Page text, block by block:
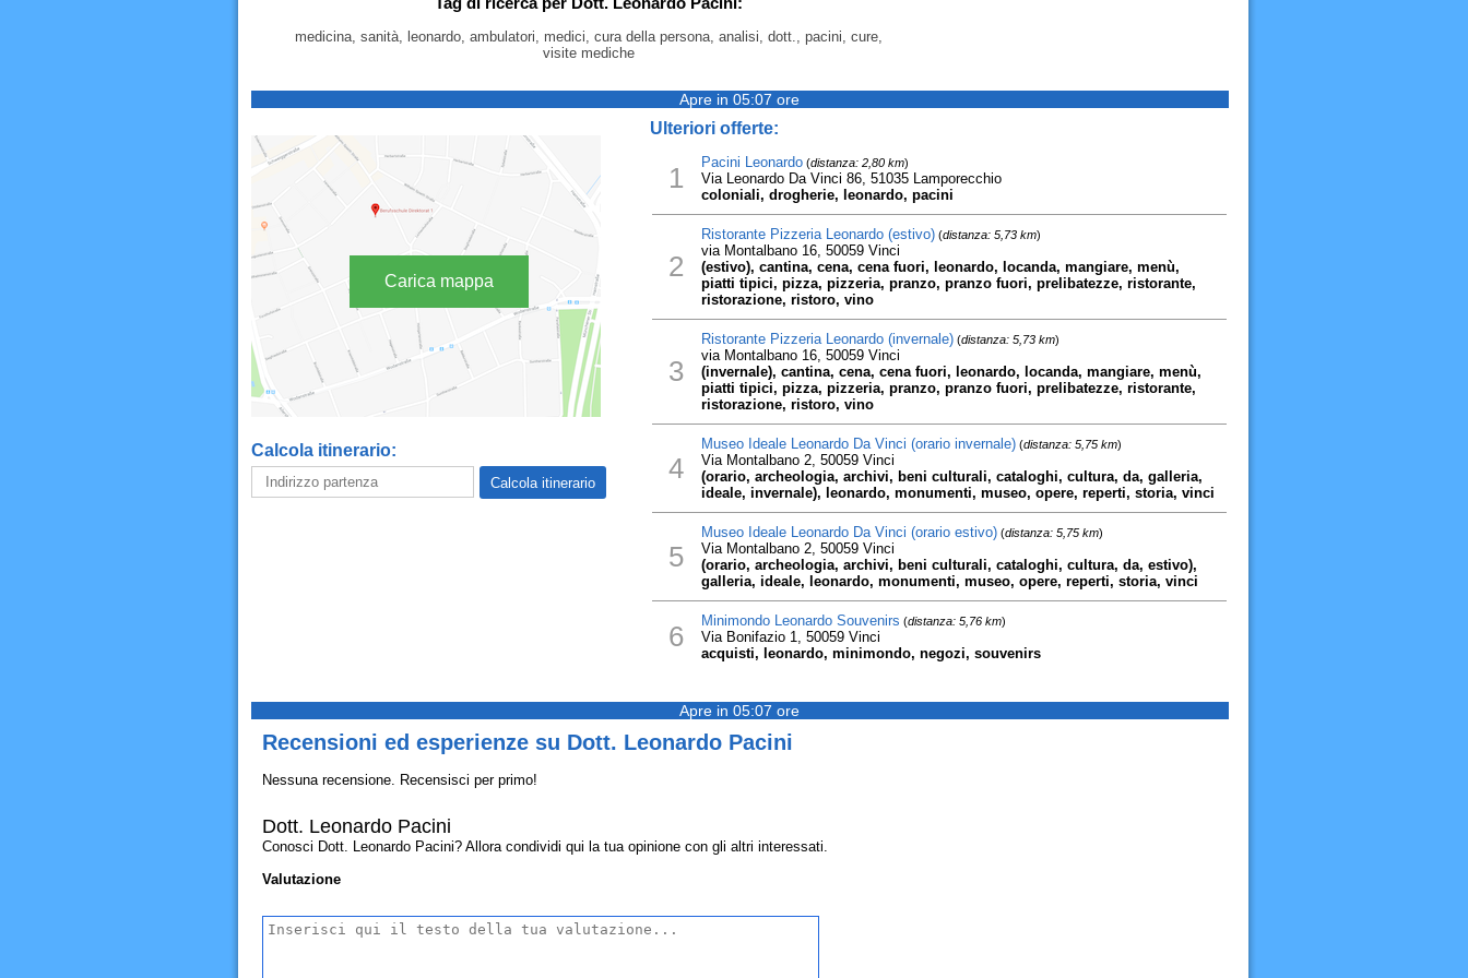
medicina, sanità, leonardo, ambulatori, medici, cura della persona, analisi, dott., pacini, cure,
visite mediche
Apre in 05:07 ore
Carica mappa
Calcola itinerario:
Ulteriori offerte:
1 Pacini Leonardo(distanza: 2,80 km)
Via Leonardo Da Vinci 86, 51035 Lamporecchio
coloniali, drogherie, leonardo, pacini
2
Ristorante Pizzeria Leonardo (estivo)(distanza: 5,73 km)
via Montalbano 16, 50059 Vinci
(estivo), cantina, cena, cena fuori, leonardo, locanda, mangiare, menù,
piatti tipici, pizza, pizzeria, pranzo, pranzo fuori, prelibatezze, ristorante,
ristorazione, ristoro, vino
3
Ristorante Pizzeria Leonardo (invernale)(distanza: 5,73 km)
via Montalbano 16, 50059 Vinci
(invernale), cantina, cena, cena fuori, leonardo, locanda, mangiare, menù,
piatti tipici, pizza, pizzeria, pranzo, pranzo fuori, prelibatezze, ristorante,
ristorazione, ristoro, vino
4
Museo Ideale Leonardo Da Vinci (orario invernale)(distanza: 5,75 km)
Via Montalbano 2, 50059 Vinci
(orario, archeologia, archivi, beni culturali, cataloghi, cultura, da, galleria,
ideale, invernale), leonardo, monumenti, museo, opere, reperti, storia, vinci
5
Museo Ideale Leonardo Da Vinci (orario estivo)(distanza: 5,75 km)
Via Montalbano 2, 50059 Vinci
(orario, archeologia, archivi, beni culturali, cataloghi, cultura, da, estivo),
galleria, ideale, leonardo, monumenti, museo, opere, reperti, storia, vinci
6 Minimondo Leonardo Souvenirs (distanza: 5,76 km)
Via Bonifazio 1, 50059 Vinci
acquisti, leonardo, minimondo, negozi, souvenirs
Apre in 05:07 ore
Recensioni ed esperienze su Dott. Leonardo Pacini
Nessuna recensione. Recensisci per primo!
Dott. Leonardo Pacini
Conosci Dott. Leonardo Pacini? Allora condividi qui la tua opinione con gli altri interessati.
Valutazione